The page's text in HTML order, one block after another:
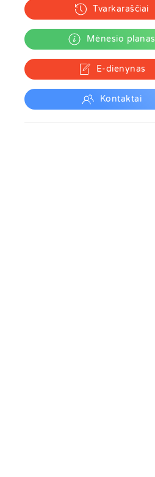
Tvarkaraščiai
Mėnesio planas
E-dienynas
Kontaktai